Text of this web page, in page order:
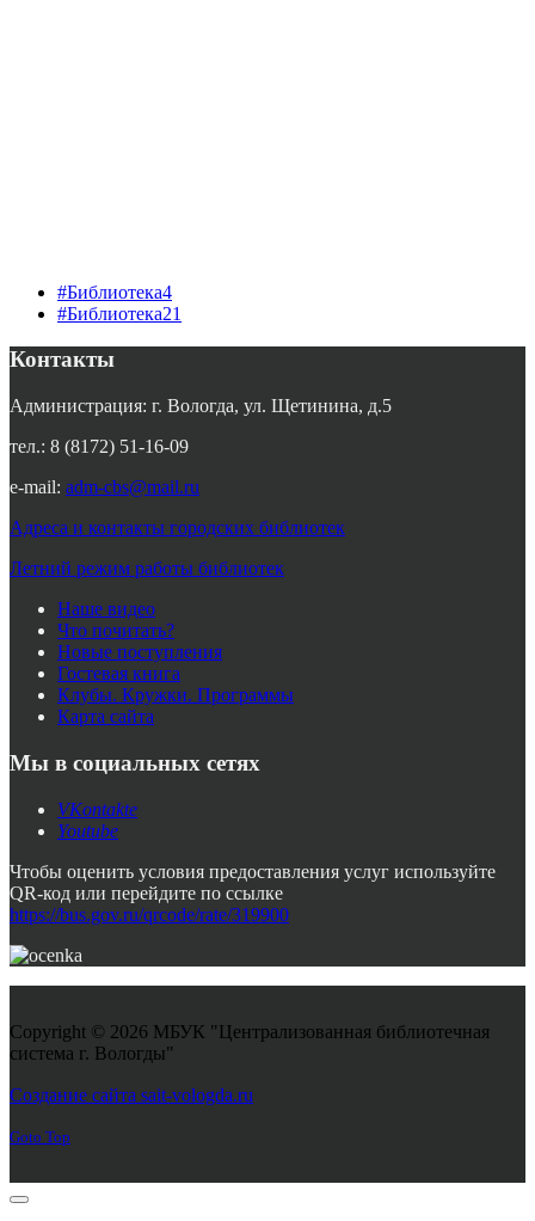
#Библиотека4
#Библиотека21
Контакты
Администрация: г. Вологда, ул. Щетинина, д.5
тел.: 8 (8172) 51-16-09
e-mail: adm-cbs@mail.ru
Адреса и контакты городских библиотек
Летний режим работы библиотек
Наше видео
Что почитать?
Новые поступления
Гостевая книга
Клубы. Кружки. Программы
Карта сайта
Мы в социальных сетях
VKontakte
Youtube
Чтобы оценить условия предоставления услуг используйте
QR-код или перейдите по ссылке
https://bus.gov.ru/qrcode/rate/319900
Copyright © 2026 МБУК "Централизованная библиотечная
система г. Вологды"
Создание сайта sait-vologda.ru
Goto Top